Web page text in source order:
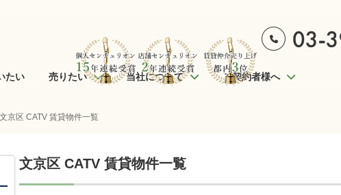
たい 売りたい 当社について ご契約者様へ
文京区 CATV 賃貸物件一覧
文京区 CATV 賃貸物件一覧